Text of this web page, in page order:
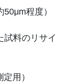
程度）
試料のリサイ
用）